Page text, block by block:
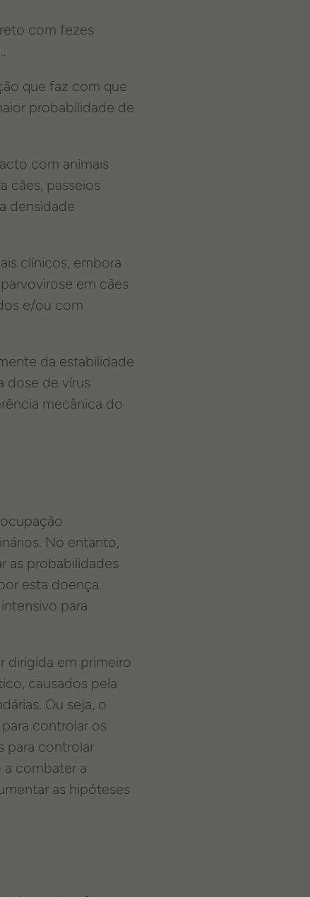
com fezes
que faz com que
probabilidade de
com animais
cães, passeios
densidade
clínicos, embora
em cães
e/ou com
da estabilidade
dose de vírus
mecânica do
No entanto,
as probabilidades
esta doença.
para
dirigida em primeiro
causados pela
Ou seja, o
controlar os
para controlar
a combater a
as hipóteses